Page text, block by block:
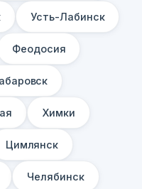
Усть-Лабинск
Феодосия
Химки
Цимлянск
Челябинск